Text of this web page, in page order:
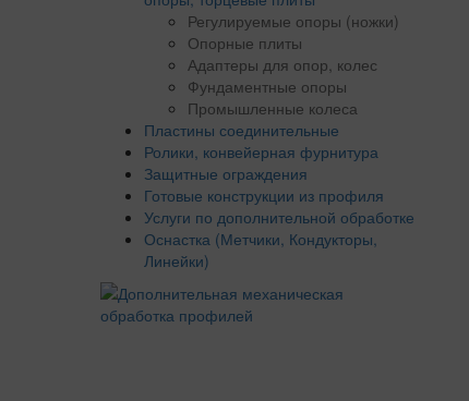
Регулируемые опоры (ножки)
Опорные плиты
Адаптеры для опор, колес
Фундаментные опоры
Промышленные колеса
Пластины соединительные
Ролики, конвейерная фурнитура
Защитные ограждения
Готовые конструкции из профиля
Услуги по дополнительной обработке
Оснастка (Метчики, Кондукторы,
Линейки)